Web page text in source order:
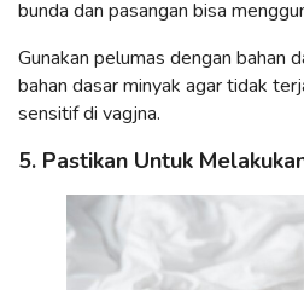
bunda dan pasangan bisa
Gunakan pelumas dengan bahan
bahan dasar minyak agar tidak
sensitif di vagjna.
5. Pastikan Untuk